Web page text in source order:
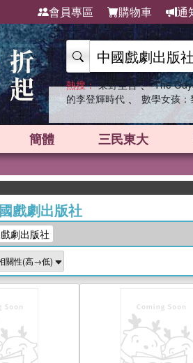
會員專區 購物車 通
熱搜： 東野圭吾 、 The
的李登輝時代 、 數學女孩：
簡體 三民東大
英
戲劇出版社
劇出版社